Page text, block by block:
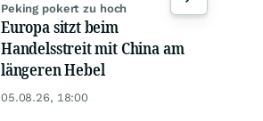
Peking pokert zu hoch
Europa sitzt beim
Handelsstreit mit China am
längeren Hebel
05.08.26, 18:00